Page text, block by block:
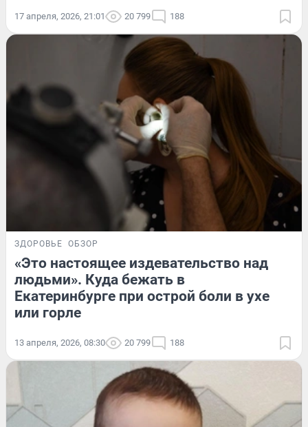
17 апреля, 2026, 21:01 20 799 188
ЗДОРОВЬЕ ОБЗОР
«Это настоящее издевательство над
людьми». Куда бежать в
Екатеринбурге при острой боли в ухе
или горле
13 апреля, 2026, 08:30 20 799 188